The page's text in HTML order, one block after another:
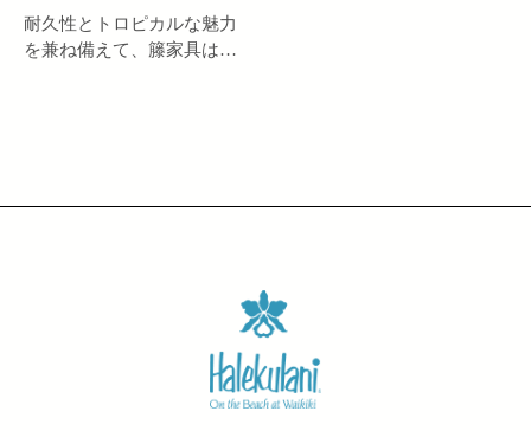
耐久性とトロピカルな魅力
を兼ね備えて、籐家具は時